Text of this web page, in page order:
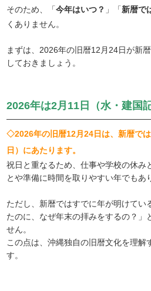
そのため、「今年はいつ？ 」「新暦で
くありません。
まずは、2026年の旧暦12月24日が新
しておきましょう。
2026年は2月11日（水・建国
◇2026年の旧暦12月24日は、新暦で
日）にあたります。
祝日と重なるため、仕事や学校の休み
とや準備に時間を取りやすい年でもあ
ただし、新暦ではすでに年が明けてい
たのに、なぜ年末の拝みをするの？」
せん。
この点は、沖縄独自の旧暦文化を理解
す。